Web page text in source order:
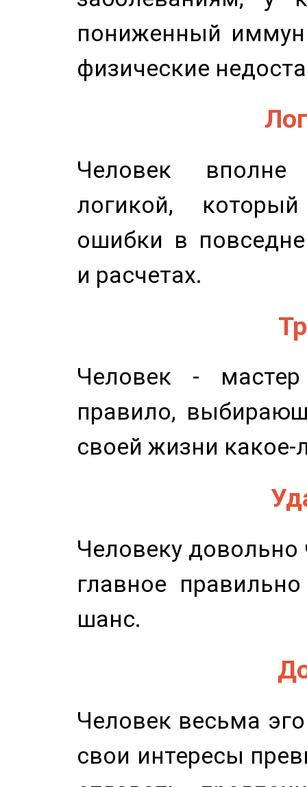
пониженный
физические
Человек
логикой,
ошибки в
и расчетах.
Человек -
правило,
своей жизни какое-
Человеку довольно
главное
шанс.
Человек весьма
свои интересы